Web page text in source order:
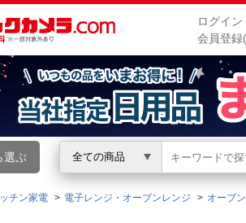
ログイン
会員登録
選ぶ 全ての商品
こんにちは
ログイン
チン家電 電子レンジ・オーブンレンジ オーブ